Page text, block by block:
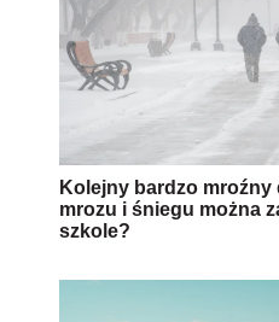
Kolejny bardzo mroźny
mrozu i śniegu można
szkole?